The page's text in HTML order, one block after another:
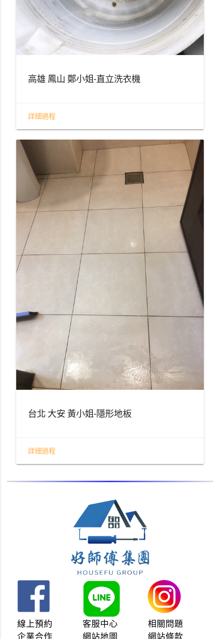
高雄 鳳山 鄭小姐-直立洗衣機
詳細過程
台北 大安 黃小姐-隱形地板
詳細過程
線上預約 客服中心
相關問題
企業合作
網站地圖 網站條款